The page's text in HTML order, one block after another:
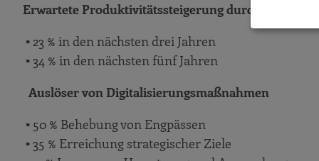
Erwartete Produktivitätssteigerung durch
▪ 23 % in den nächsten drei Jahren
▪ 34 % in den nächsten fünf Jahren
Auslöser von Digitalisierungsmaßnahmen
▪ 50 % Behebung von Engpässen
▪ 35 % Erreichung strategischer Ziele